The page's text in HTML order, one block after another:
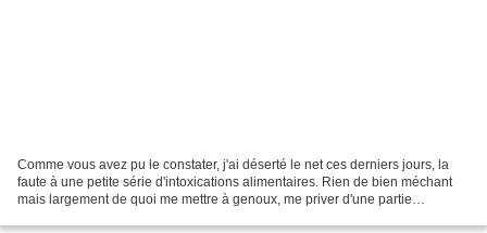
Comme vous avez pu le constater, j'ai déserté le net ces derniers jours, la
faute à une petite série d'intoxications alimentaires. Rien de bien méchant
mais largement de quoi me mettre à genoux, me priver d'une partie